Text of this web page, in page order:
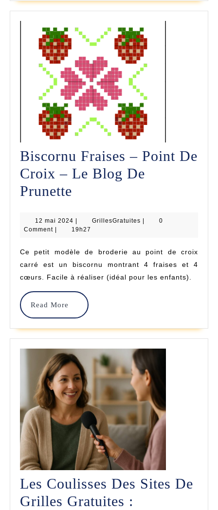
Biscornu Fraises – Point De
Croix – Le Blog De
Prunette
–
De
Croix
–
Le
Blog
De
Prunette
12 mai 2024 12
mai
GrillesGratuites GrillesGratuites
0
Comment
19h27
Ce petit modèle de broderie au point de croix
carré est un biscornu montrant 4 fraises et 4
cœurs. Facile à réaliser (idéal pour les enfants).
Read More
Read
More
Les Coulisses Des Sites De
Grilles Gratuites :